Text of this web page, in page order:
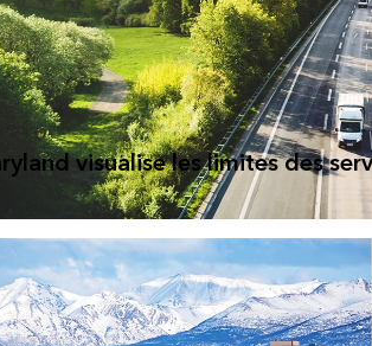
visualise les limites des